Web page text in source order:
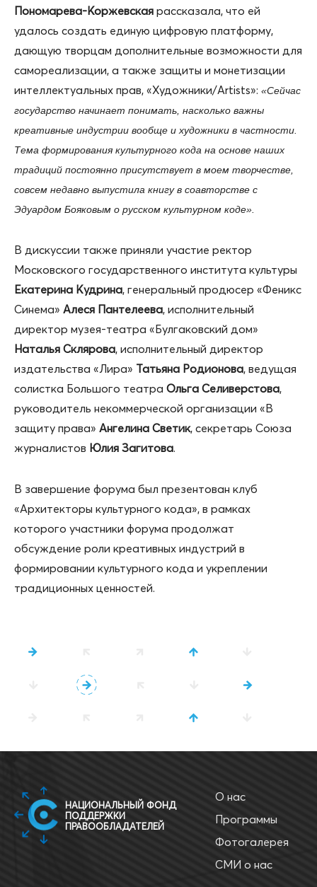
Пономарева-Коржевская рассказала, что ей
удалось создать единую цифровую платформу,
дающую творцам дополнительные возможности для
самореализации, а также защиты и монетизации
интеллектуальных прав, «Художники/Artists»: «Сейчас
государство начинает понимать, насколько важны
креативные индустрии вообще и художники в частности.
Тема формирования культурного кода на основе наших
традиций постоянно присутствует в моем творчестве,
совсем недавно выпустила книгу в соавторстве с
Эдуардом Бояковым о русском культурном коде».
В дискуссии также приняли участие ректор
Московского государственного института культуры
Екатерина Кудрина, генеральный продюсер «Феникс
Синема» Алеся Пантелеева, исполнительный
директор музея-театра «Булгаковский дом»
Наталья Склярова, исполнительный директор
издательства «Лира» Татьяна Родионова, ведущая
солистка Большого театра Ольга Селиверстова,
руководитель некоммерческой организации «В
защиту права» Ангелина Светик, секретарь Союза
журналистов Юлия Загитова.
В завершение форума был презентован клуб
«Архитекторы культурного кода», в рамках
которого участники форума продолжат
обсуждение роли креативных индустрий в
формировании культурного кода и укреплении
традиционных ценностей.
НАЦИОНАЛЬНЫЙ ФОНД
ПОДДЕРЖКИ
ПРАВООБЛАДАТЕЛЕЙ
О нас
Программы
Фотогалерея
СМИ о нас